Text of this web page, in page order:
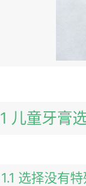
1 儿童牙膏
1.1 选择没有